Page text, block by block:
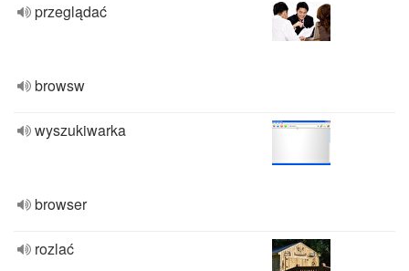
przeglądać
browsw
wyszukiwarka
browser
rozlać